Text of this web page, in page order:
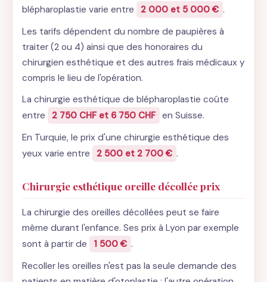
blépharoplastie varie entre
2 000 et 5 000 € .
Les tarifs dépendent du nombre de paupières à
traiter (2 ou 4) ainsi que des honoraires du
chirurgien esthétique et des autres frais médicaux y
compris le lieu de l'opération.
La chirurgie esthétique de blépharoplastie coûte
entre
2 750 CHF et 6 750 CHF en Suisse.
En Turquie, le prix d'une chirurgie esthétique des
yeux varie entre
2 500 et 2 700 € .
Chirurgie esthétique oreille décollée prix
La chirurgie des oreilles décollées peut se faire
même durant l'enfance. Ses prix à Lyon par exemple
sont à partir de
1 500 € .
Recoller les oreilles n'est pas la seule demande des